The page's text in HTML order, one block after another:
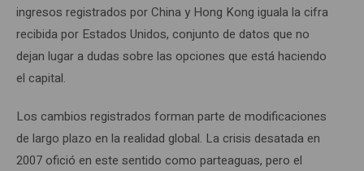
ingresos registrados por China y Hong Kong iguala la cifra
recibida por Estados Unidos, conjunto de datos que no
dejan lugar a dudas sobre las opciones que está haciendo
el capital.
Los cambios registrados forman parte de modificaciones
de largo plazo en la realidad global. La crisis desatada en
2007 ofició en este sentido como parteaguas, pero el